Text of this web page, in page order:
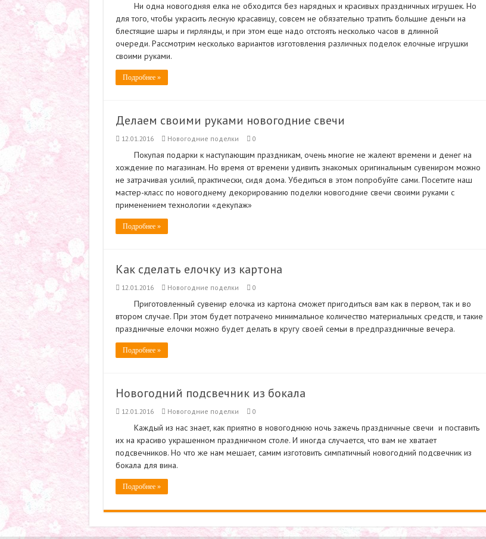
Ни одна новогодняя елка не обходится без нарядных и красивых праздничных игрушек. Но
для того, чтобы украсить лесную красавицу, совсем не обязательно тратить большие деньги на
блестящие шары и гирлянды, и при этом еще надо отстоять несколько часов в длинной
очереди. Рассмотрим несколько вариантов изготовления различных поделок елочные игрушки
своими руками.
Подробнее »
Делаем своими руками новогодние свечи
12.01.2016 Новогодние поделки 0
Покупая подарки к наступающим праздникам, очень многие не жалеют времени и денег на
хождение по магазинам. Но время от времени удивить знакомых оригинальным сувениром можно
не затрачивая усилий, практически, сидя дома. Убедиться в этом попробуйте сами. Посетите наш
мастер-класс по новогоднему декорированию поделки новогодние свечи своими руками с
применением технологии «декупаж»
Подробнее »
Как сделать елочку из картона
12.01.2016 Новогодние поделки 0
Приготовленный сувенир елочка из картона сможет пригодиться вам как в первом, так и во
втором случае. При этом будет потрачено минимальное количество материальных средств, и такие
праздничные елочки можно будет делать в кругу своей семьи в предпраздничные вечера.
Подробнее »
Новогодний подсвечник из бокала
12.01.2016 Новогодние поделки 0
Каждый из нас знает, как приятно в новогоднюю ночь зажечь праздничные свечи и поставить
их на красиво украшенном праздничном столе. И иногда случается, что вам не хватает
подсвечников. Но что же нам мешает, самим изготовить симпатичный новогодний подсвечник из
бокала для вина.
Подробнее »